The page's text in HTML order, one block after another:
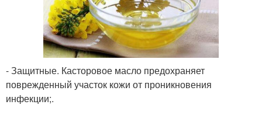
- Защитные. Касторовое масло предохраняет
поврежденный участок кожи от проникновения
инфекции;.